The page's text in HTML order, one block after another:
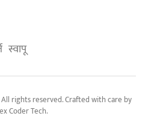
स्वापू
All rights reserved. Crafted with care by
Coder Tech.